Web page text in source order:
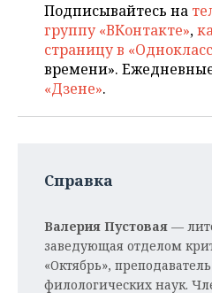
Подписывайтесь на
группу «ВКонтакте»,
страницу в
времени».
«Дзене».
Справка
Валерия Пустовая —
заведующая отделом
«Октябрь»,
филологических наук.